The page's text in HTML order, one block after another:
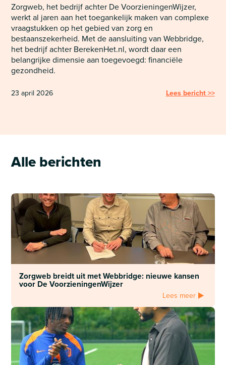
Zorgweb, het bedrijf achter De VoorzieningenWijzer,
werkt al jaren aan het toegankelijk maken van complexe
vraagstukken op het gebied van zorg en
bestaanszekerheid. Met de aansluiting van Webbridge,
het bedrijf achter BerekenHet.nl, wordt daar een
belangrijke dimensie aan toegevoegd: financiële
gezondheid.
23 april 2026 Lees bericht >>
Alle berichten
Zorgweb breidt uit met Webbridge: nieuwe kansen
voor De VoorzieningenWijzer
Lees meer